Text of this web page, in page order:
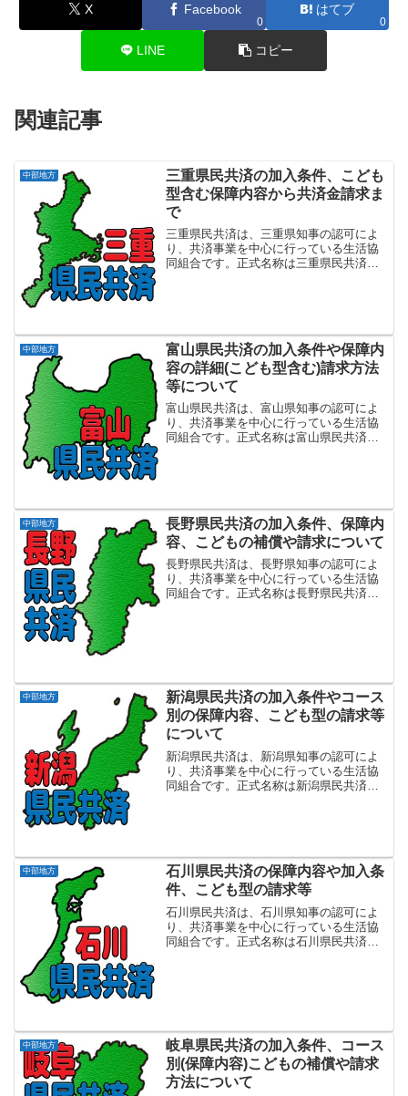
X Facebook
0
はてブ
0
LINE コピー
関連記事
中部地方
三重県民共済の加入条件、こども
型含む保障内容から共済金請求ま
で
三重県民共済は、三重県知事の認可によ
り、共済事業を中心に行っている生活協
同組合です。正式名称は三重県民共済生
中部地方
富山県民共済の加入条件や保障内
容の詳細(こども型含む)請求方法
等について
富山県民共済は、富山県知事の認可によ
り、共済事業を中心に行っている生活協
同組合です。正式名称は富山県民共済生
中部地方
長野県民共済の加入条件、保障内
容、こどもの補償や請求について
長野県民共済は、長野県知事の認可によ
り、共済事業を中心に行っている生活協
同組合です。正式名称は長野県民共済生
中部地方
新潟県民共済の加入条件やコース
別の保障内容、こども型の請求等
について
新潟県民共済は、新潟県知事の認可によ
り、共済事業を中心に行っている生活協
同組合です。正式名称は新潟県民共済生
中部地方
石川県民共済の保障内容や加入条
件、こども型の請求等
石川県民共済は、石川県知事の認可によ
り、共済事業を中心に行っている生活協
同組合です。正式名称は石川県民共済生
中部地方
岐阜県民共済の加入条件、コース
別(保障内容)こどもの補償や請求
方法について